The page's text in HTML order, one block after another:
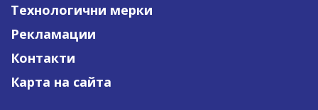
Технологични мерки
Рекламации
Контакти
Карта на сайта